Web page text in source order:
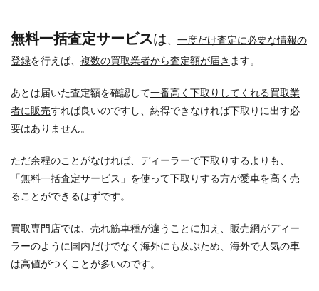
無料一括査定サービスは
一度だけ査定に必要な情報の
登録を行えば、 複数の買取業者から査定額が届き ます。
あとは届いた査定額を確認して一番高く下取りしてくれる買取業
者に販売すれば良いのですし、納得できなければ下取りに出す必
要はありません。
ただ余程のことがなければ、ディーラーで下取りするよりも、
「無料一括査定サービス」を使って下取りする方が愛車を高く売
ることができるはずです。
買取専門店では、売れ筋車種が違うことに加え、販売網がディー
ラーのように国内だけでなく海外にも及ぶため、海外で人気の車
は高値がつくことが多いのです。